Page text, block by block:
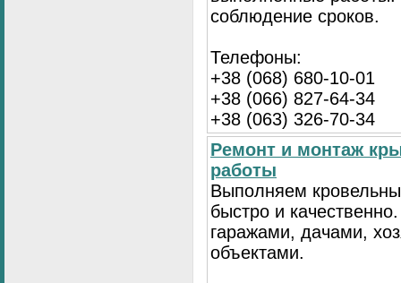
соблюдение сроков.
Телефоны:
+38 (068) 680-10-01
+38 (066) 827-64-34
+38 (063) 326-70-34
Ремонт и монтаж
работы
Выполняем
быстро и
гаражами, дачами,
объектами.